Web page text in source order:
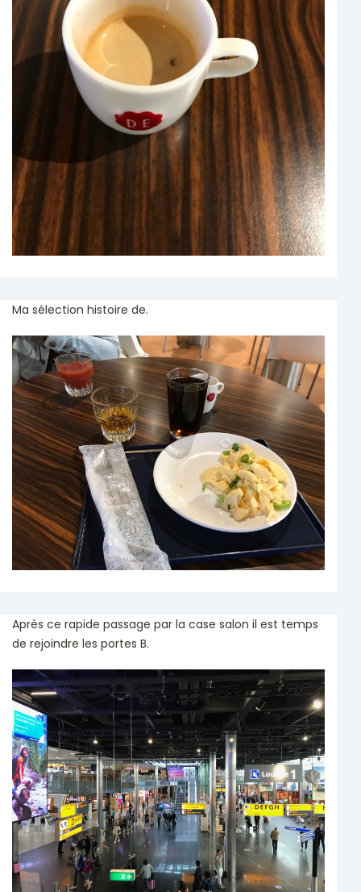
Ma sélection histoire de.
Après ce rapide passage par la case salon il est temps
de rejoindre les portes B.